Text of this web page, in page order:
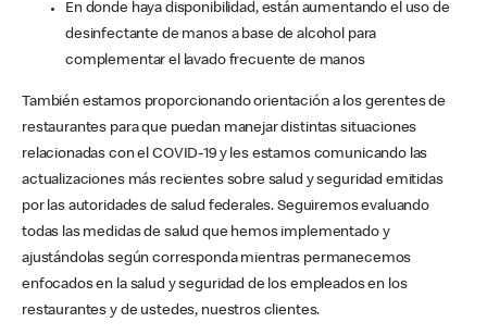
En donde haya disponibilidad, están aumentando el uso de
desinfectante de manos a base de alcohol para
complementar el lavado frecuente de manos
También estamos proporcionando orientación a los gerentes de
restaurantes para que puedan manejar distintas situaciones
relacionadas con el COVID-19 y les estamos comunicando las
actualizaciones más recientes sobre salud y seguridad emitidas
por las autoridades de salud federales. Seguiremos evaluando
todas las medidas de salud que hemos implementado y
ajustándolas según corresponda mientras permanecemos
enfocados en la salud y seguridad de los empleados en los
restaurantes y de ustedes, nuestros clientes.